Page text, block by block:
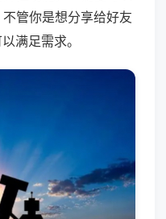
管你是想分享给好友
满足需求。